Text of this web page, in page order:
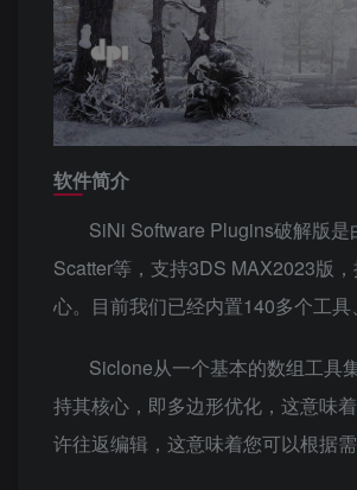
软件简介
SiNi Software Plugins破解版
Scatter等，支持3DS MAX2023版
心。目前我们已经内置140多个工
Siclone从一个基本的数组工具
持其核心，即多边形优化，这意味
许往返编辑，这意味着您可以根据